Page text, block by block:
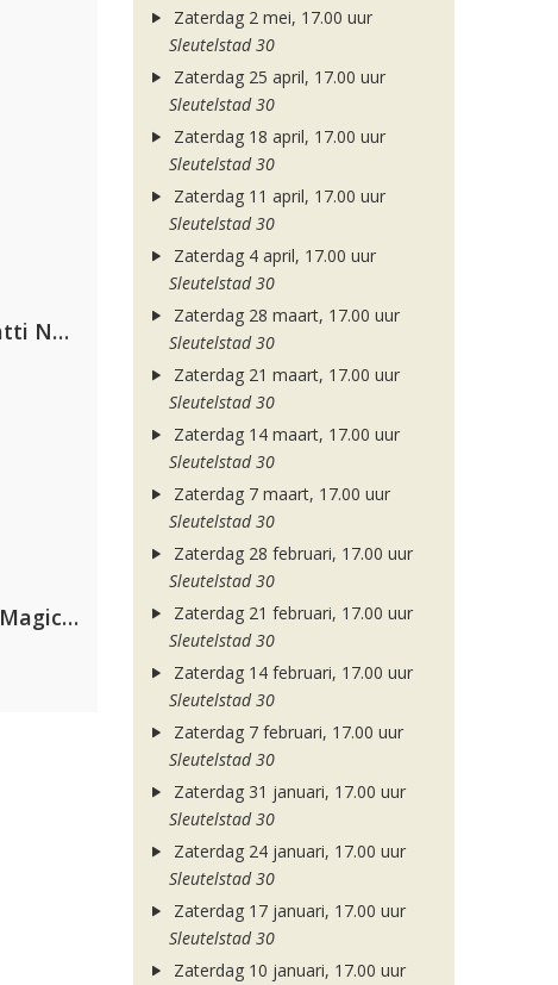
Gabry Ponte, Sean Paul & Natti Natasha
Purple Disco Machine & The Magician
Zaterdag 2 mei, 17.00 uur
Sleutelstad 30
Zaterdag 25 april, 17.00 uur
Sleutelstad 30
Zaterdag 18 april, 17.00 uur
Sleutelstad 30
Zaterdag 11 april, 17.00 uur
Sleutelstad 30
Zaterdag 4 april, 17.00 uur
Sleutelstad 30
Zaterdag 28 maart, 17.00 uur
Sleutelstad 30
Zaterdag 21 maart, 17.00 uur
Sleutelstad 30
Zaterdag 14 maart, 17.00 uur
Sleutelstad 30
Zaterdag 7 maart, 17.00 uur
Sleutelstad 30
Zaterdag 28 februari, 17.00 uur
Sleutelstad 30
Zaterdag 21 februari, 17.00 uur
Sleutelstad 30
Zaterdag 14 februari, 17.00 uur
Sleutelstad 30
Zaterdag 7 februari, 17.00 uur
Sleutelstad 30
Zaterdag 31 januari, 17.00 uur
Sleutelstad 30
Zaterdag 24 januari, 17.00 uur
Sleutelstad 30
Zaterdag 17 januari, 17.00 uur
Sleutelstad 30
Zaterdag 10 januari, 17.00 uur